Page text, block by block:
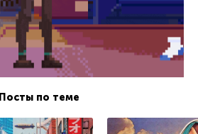
Посты по теме